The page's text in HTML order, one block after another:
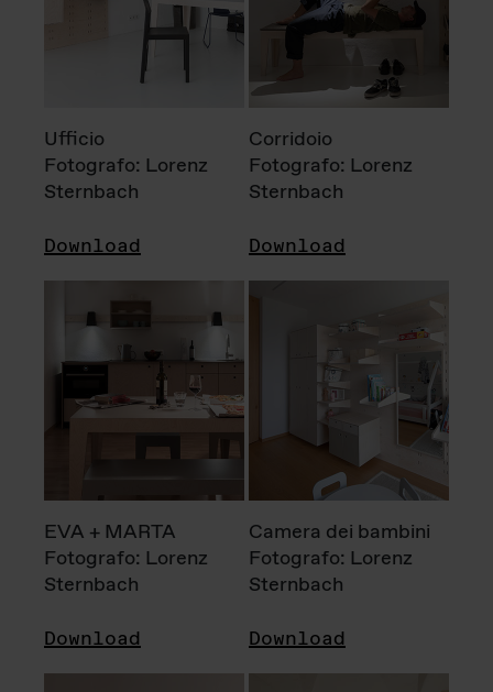
Ufficio
Fotografo: Lorenz
Sternbach
Download
Corridoio
Fotografo: Lorenz
Sternbach
Download
EVA + MARTA
Fotografo: Lorenz
Sternbach
Download
Camera dei bambini
Fotografo: Lorenz
Sternbach
Download